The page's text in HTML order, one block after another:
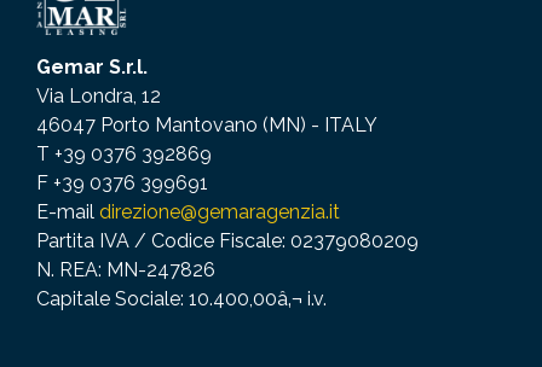
Gemar S.r.l.
Via Londra, 12
46047 Porto Mantovano (MN) - ITALY
T +39 0376 392869
F +39 0376 399691
E-mail direzione@gemaragenzia.it
Partita IVA / Codice Fiscale: 02379080209
N. REA: MN-247826
Capitale Sociale: 10.400,00â‚¬ i.v.